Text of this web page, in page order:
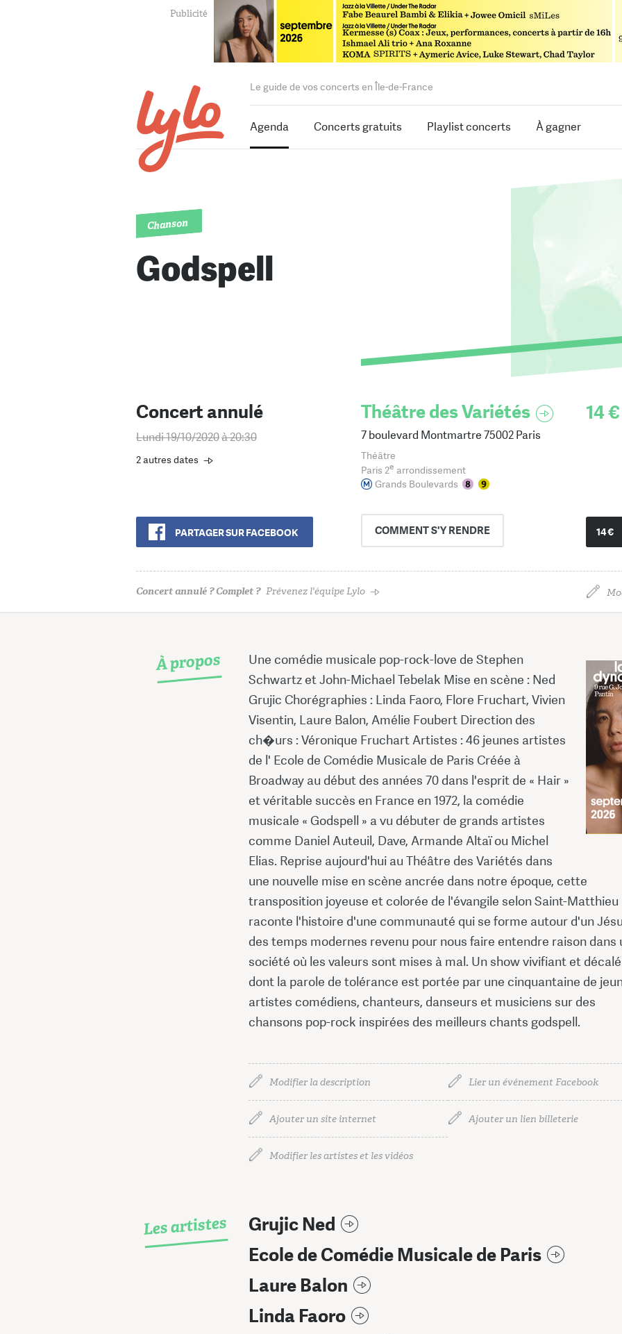
Le guide de vos concerts en Île-de-France
Agenda Concerts gratuits Playlist concerts À gagner
Chanson
Godspell
Concert annulé
Lundi 19/10/2020à 20:30
2 autres dates
PARTAGER SUR FACEBOOK
Théâtre des Variétés
7 boulevard Montmartre 75002 Paris
Théâtre
Paris 2e arrondissement
Grands Boulevards
COMMENTS'Y RENDRE
14 €
14 €
Concert annulé ? Complet ? Prévenez l'équipe Lylo
À propos
Une comédie musicale pop-rock-love de Stephen
Schwartz et John-Michael Tebelak Mise en scène : Ned
Grujic Chorégraphies : Linda Faoro, Flore Fruchart, Vivien
Visentin, Laure Balon, Amélie Foubert Direction des
ch�urs : Véronique Fruchart Artistes : 46 jeunes artistes
de l' Ecole de Comédie Musicale de Paris Créée à
Broadway au début des années 70 dans l'esprit de « Hair »
et véritable succès en France en 1972, la comédie
musicale « Godspell » a vu débuter de grands artistes
comme Daniel Auteuil, Dave, Armande Altaï ou Michel
Elias. Reprise aujourd'hui au Théâtre des Variétés dans
une nouvelle mise en scène ancrée dans notre époque, cette
transposition joyeuse et colorée de l'évangile selon Saint-Matthieu
raconte l'histoire d'une communauté qui se forme autour d'un
des temps modernes revenu pour nous faire entendre raison dans
société où les valeurs sont mises à mal. Un show vivifiant et décalé
dont la parole de tolérance est portée par une cinquantaine de
artistes comédiens, chanteurs, danseurs et musiciens sur des
chansons pop-rock inspirées des meilleurs chants godspell.
Modifier la description Lier un événement Facebook
Ajouter un site internet Ajouter un lien billeterie
Modifier les artistes et les vidéos
Les artistes
Grujic Ned
Ecole de Comédie Musicale de Paris
Laure Balon
Linda Faoro